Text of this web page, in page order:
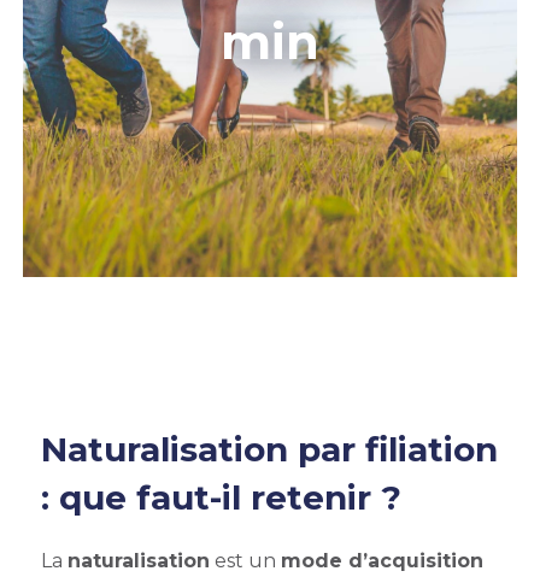
min
Naturalisation par filiation
: que faut-il retenir ?
La naturalisation est un mode d’acquisition